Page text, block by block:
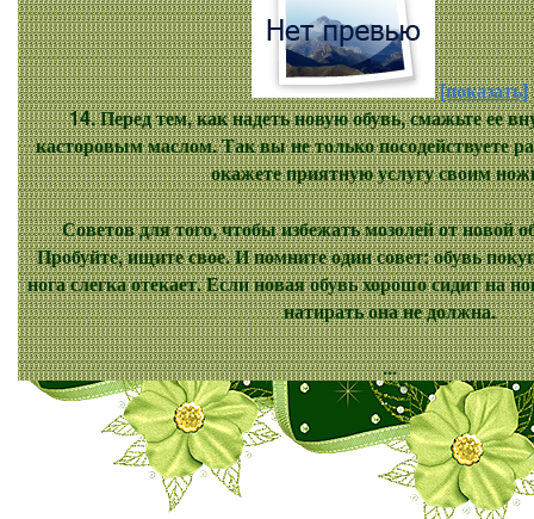
[показать]
14. Перед тем, как надеть новую обувь, смажьте ее
касторовым маслом. Так вы не только посодействуете
окажете приятную услугу своим
Советов для того, чтобы избежать мозолей от новой
Пробуйте, ищите свое. И помните один совет: обувь
нога слегка отекает. Если новая обувь хорошо сидит на
натирать она не должна.
...